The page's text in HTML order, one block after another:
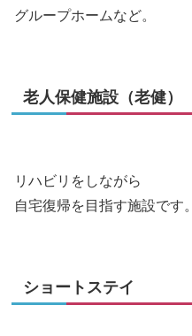
グループホームなど。
老人保健施設（老健）
リハビリをしながら
自宅復帰を目指す施設です。
ショートステイ